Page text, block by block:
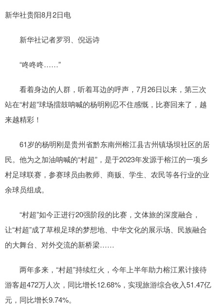
新华社贵阳8月2日电
新华社记者罗羽、倪远诗
“咚咚咚……”
看着身边的人群，听着耳边的呼声，7月26日以来，第三次
站在“村超”球场擂鼓呐喊的杨明刚忍不住感慨，比赛回来了，越
来越精彩！
61岁的杨明刚是贵州省黔东南州榕江县古州镇场坝社区的居
民。他为之加油呐喊的“村超”，是于2023年发源于榕江的一项乡
村足球联赛，参赛球员由教师、商贩、学生、农民等各行业的业
余球员组成。
“村超”如今正进行20强阶段的比赛，文体旅的深度融合，
让“村超”成了草根足球的梦想地、中华文化的展示场、民族融合
的大舞台、对外交流的新桥梁……
两年多来，“村超”持续红火，今年上半年助力榕江累计接待
游客超472万人次，同比增长12.68%，实现旅游综合收入51.47亿
元，同比增长9.74%。